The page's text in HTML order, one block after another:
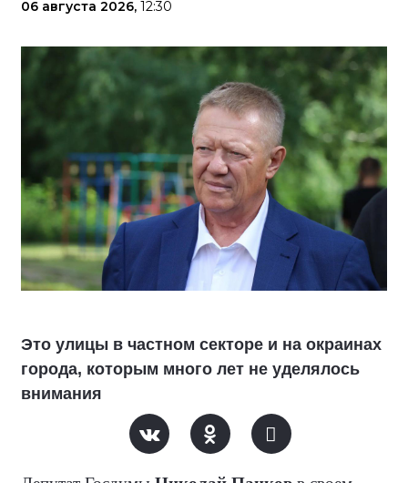
06 августа 2026, 12:30
Это улицы в частном секторе и на окраинах
города, которым много лет не уделялось
внимания